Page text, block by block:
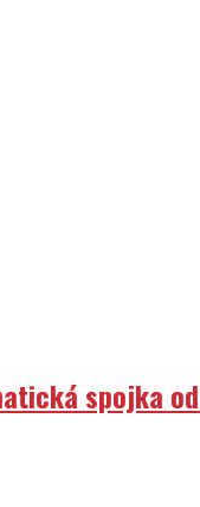
spojka